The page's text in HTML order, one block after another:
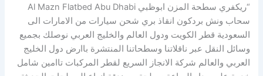
“ريكفري سطحة المزن ابوظبي Al Mazn Flatbed Abu Dhabi
سحاب ونش بردكون انقاذ بري شحن سيارات من الامارات الى
السعودية قطر الكويت ودول العالم والخليج العربي نوصلك بجميع
وسائل النقل عبر ناقلاتنا وسطحاتنا المنتشرة باارض دول الخليج
العربي والعالم شركة الانجاز السريع لقطر المركبات تاامين شامل